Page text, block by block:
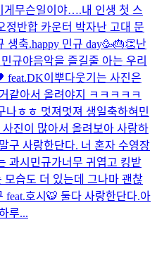
게무슨일이야….내 인생 첫 스
정반합 카운터 박자난 고대 문
생축.happy 민규 day🥳🎂👏난
규야음악을 즐길줄 아는 우리
feat.DK이뿌다웃기는 사진은
같아서 올려야지 ㅋㅋㅋㅋㅋ
나ㅎㅎ 멋져멋져 생일축하혀 민
진이 많아서 올려보아 사랑하
구 사랑한단다. 너 혼자 수영장
과시민규가너무 귀엽고 킹받
습도 더 있는데 그나마 괜찮
feat.호시🐯 둘다 사랑한단다.아
루...